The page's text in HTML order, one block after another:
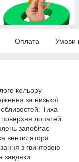
Оплата Умови
кольору
за низької
Тиха
лопатей
запобігає
вентилятора
з гвинтовою
завдяки